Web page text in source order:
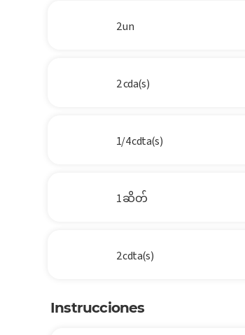
2 un
2 cda(s)
1/4 cdta(s)
1 ဆိတ်
2 cdta(s)
Instrucciones